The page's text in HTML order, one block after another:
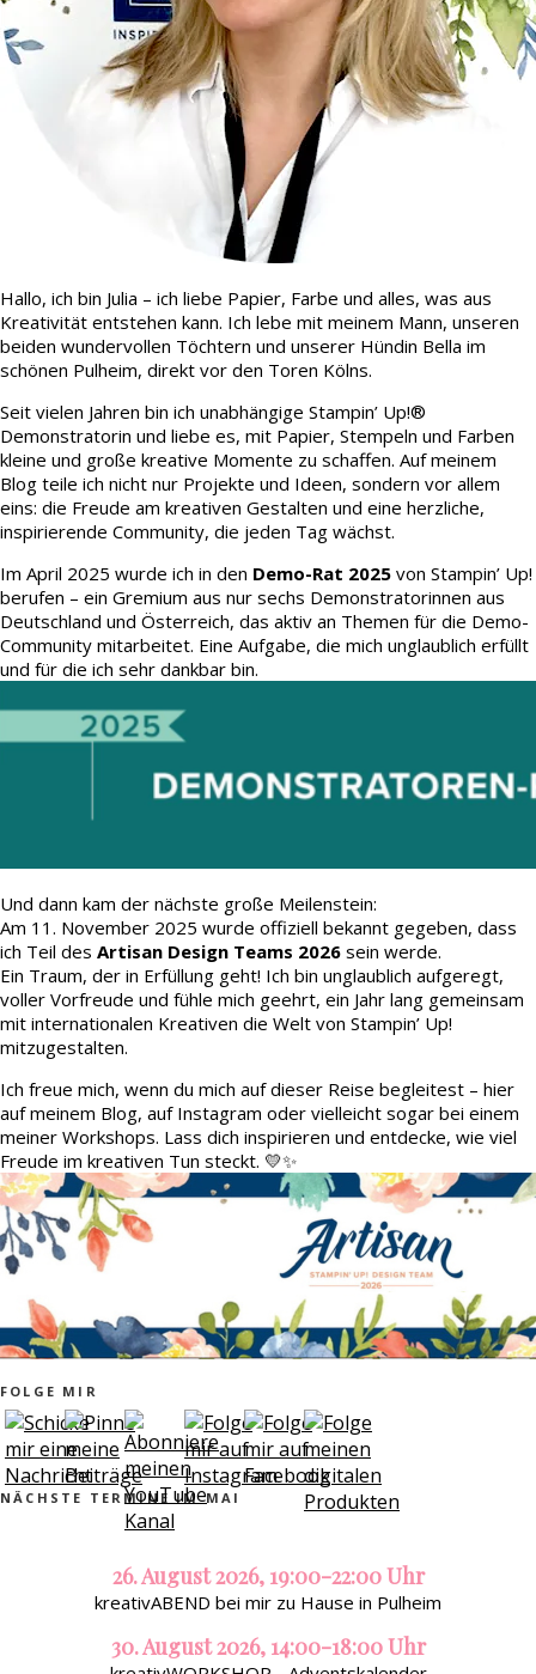
Hallo, ich bin Julia – ich liebe Papier, Farbe und alles, was aus
Kreativität entstehen kann. Ich lebe mit meinem Mann, unseren
beiden wundervollen Töchtern und unserer Hündin Bella im
schönen Pulheim, direkt vor den Toren Kölns.
Seit vielen Jahren bin ich unabhängige Stampin’ Up!®
Demonstratorin und liebe es, mit Papier, Stempeln und Farben
kleine und große kreative Momente zu schaffen. Auf meinem
Blog teile ich nicht nur Projekte und Ideen, sondern vor allem
eins: die Freude am kreativen Gestalten und eine herzliche,
inspirierende Community, die jeden Tag wächst.
Im April 2025 wurde ich in den Demo-Rat 2025 von Stampin’ Up!
berufen – ein Gremium aus nur sechs Demonstratorinnen aus
Deutschland und Österreich, das aktiv an Themen für die Demo-
Community mitarbeitet. Eine Aufgabe, die mich unglaublich erfüllt
und für die ich sehr dankbar bin.
Und dann kam der nächste große Meilenstein:
Am 11. November 2025 wurde offiziell bekannt gegeben, dass
ich Teil des Artisan Design Teams 2026 sein werde.
Ein Traum, der in Erfüllung geht! Ich bin unglaublich aufgeregt,
voller Vorfreude und fühle mich geehrt, ein Jahr lang gemeinsam
mit internationalen Kreativen die Welt von Stampin’ Up!
mitzugestalten.
Ich freue mich, wenn du mich auf dieser Reise begleitest – hier
auf meinem Blog, auf Instagram oder vielleicht sogar bei einem
meiner Workshops. Lass dich inspirieren und entdecke, wie viel
Freude im kreativen Tun steckt. 💛✨
FOLGE MIR
NÄCHSTE TERMINE IM MAI
26. August 2026, 19:00-22:00 Uhr
kreativABEND bei mir zu Hause in Pulheim
30. August 2026, 14:00-18:00 Uhr